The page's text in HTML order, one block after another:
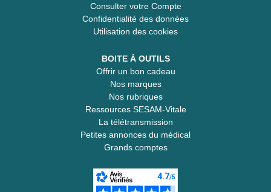
Consulter votre Compte
Confidentialité des données
Utilisation des cookies
BOITE À OUTILS
Offrir un bon cadeau
Nos marques
Nos rubriques
Ressources SESAM-Vitale
La télétransmission
Petites annonces du médical
Grands comptes